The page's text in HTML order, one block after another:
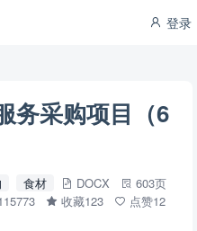
登录
务采购项目（6
食材 DOCX
603页
收藏123
点赞12